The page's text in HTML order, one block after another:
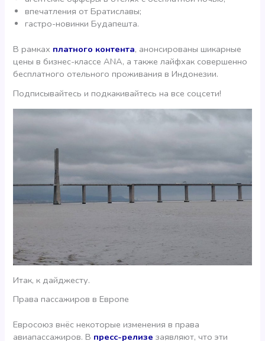
впечатления от Братиславы;
гастро-новинки Будапешта.
В рамках платного контента, анонсированы шикарные
цены в бизнес-классе ANA, а также лайфхак совершенно
бесплатного отельного проживания в Индонезии.
Подписывайтесь и подкакивайтесь на все соцсети!
Итак, к дайджесту.
Права пассажиров в Европе
Евросоюз внёс некоторые изменения в права
авиапассажиров. В пресс-релизе заявляют, что эти